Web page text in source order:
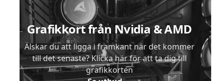
Grafikkort från Nvidia & AMD
Älskar du att ligga i framkant när det kommer
till det senaste? Klicka här för att ta dig till
grafikkorten